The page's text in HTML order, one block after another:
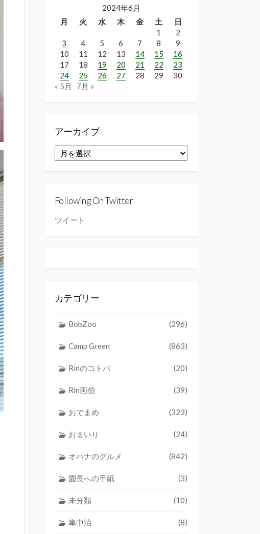
2024年6月
月
火 水 木 金 土
日
1
2
3
4 5 6 7 8
9
10
11 12 13 14 15
16
17
18 19 20 21 22
23
24
25 26 27 28 29
30
« 5月
7月 »
アーカイブ
ー
Following On Twitter
ツイート
カテゴリー
BobZoo (296)
Camp Green (863)
Rinのコトバ (20)
Rin画伯 (39)
おでまめ (323)
おまいり (24)
オハナのグルメ (842)
園長への手紙 (3)
未分類 (10)
車中泊 (8)